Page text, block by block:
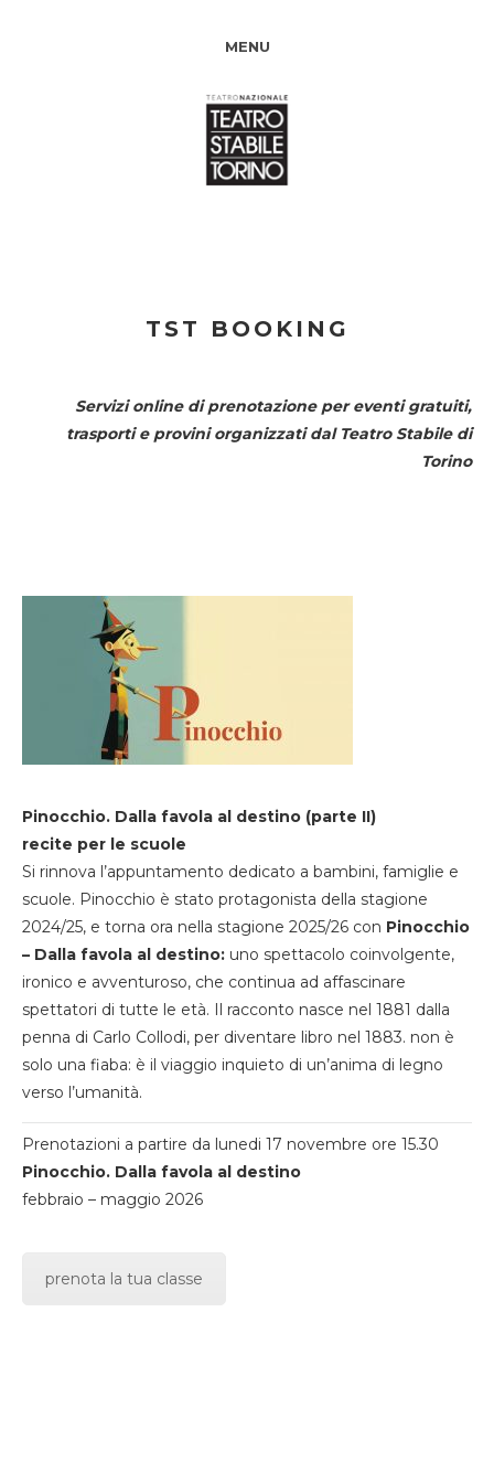
MENU
TST BOOKING
Servizi online di prenotazione per eventi gratuiti,
trasporti e provini organizzati dal Teatro Stabile di
Torino
Pinocchio. Dalla favola al destino (parte II)
recite per le scuole
Si rinnova l’appuntamento dedicato a bambini, famiglie e
scuole. Pinocchio è stato protagonista della stagione
2024/25, e torna ora nella stagione 2025/26 con Pinocchio
– Dalla favola al destino: uno spettacolo coinvolgente,
ironico e avventuroso, che continua ad affascinare
spettatori di tutte le età. Il racconto nasce nel 1881 dalla
penna di Carlo Collodi, per diventare libro nel 1883. non è
solo una fiaba: è il viaggio inquieto di un’anima di legno
verso l’umanità.
Prenotazioni a partire da lunedi 17 novembre ore 15.30
Pinocchio. Dalla favola al destino
febbraio – maggio 2026
prenota la tua classe